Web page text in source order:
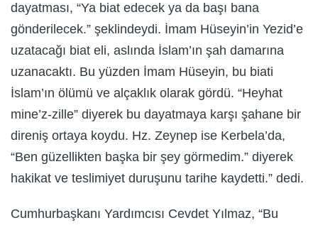
dayatması, “Ya biat edecek ya da başı bana
gönderilecek.” şeklindeydi. İmam Hüseyin’in Yezid’e
uzatacağı biat eli, aslında İslam’ın şah damarına
uzanacaktı. Bu yüzden İmam Hüseyin, bu biati
İslam’ın ölümü ve alçaklık olarak gördü. “Heyhat
mine’z-zille” diyerek bu dayatmaya karşı şahane bir
direniş ortaya koydu. Hz. Zeynep ise Kerbela’da,
“Ben güzellikten başka bir şey görmedim.” diyerek
hakikat ve teslimiyet duruşunu tarihe kaydetti.” dedi.
Cumhurbaşkanı Yardımcısı Cevdet Yılmaz, “Bu